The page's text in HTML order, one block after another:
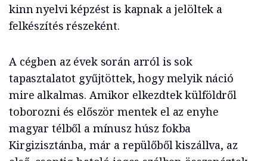
kinn nyelvi képzést is kapnak a jelöltek a
felkészítés részeként.
A cégben az évek során arról is sok
tapasztalatot gyűjtöttek, hogy melyik náció
mire alkalmas. Amikor elkezdtek külföldről
toborozni és először mentek el az enyhe
magyar télből a mínusz húsz fokba
Kirgizisztánba, már a repülőből kiszállva, az